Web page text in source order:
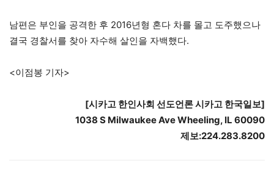
남편은 부인을 공격한 후 2016년형 혼다 차를 몰고 도주했으나
결국 경찰서를 찾아 자수해 살인을 자백했다.
<이점봉 기자>
[시카고 한인사회 선도언론 시카고 한국일보]
1038 S Milwaukee Ave Wheeling, IL 60090
제보:224.283.8200